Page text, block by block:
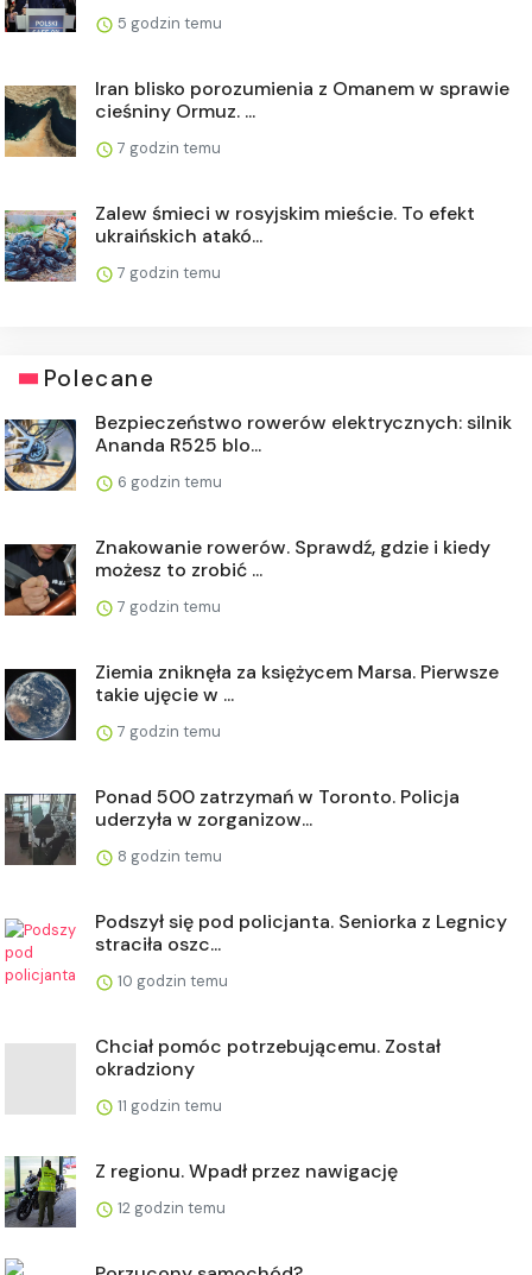
5 godzin temu
Iran blisko porozumienia z Omanem w sprawie
cieśniny Ormuz. ...
7 godzin temu
Zalew śmieci w rosyjskim mieście. To efekt
ukraińskich atakó...
7 godzin temu
Polecane
Bezpieczeństwo rowerów elektrycznych: silnik
Ananda R525 blo...
6 godzin temu
Znakowanie rowerów. Sprawdź, gdzie i kiedy
możesz to zrobić ...
7 godzin temu
Ziemia zniknęła za księżycem Marsa. Pierwsze
takie ujęcie w ...
7 godzin temu
Ponad 500 zatrzymań w Toronto. Policja
uderzyła w zorganizow...
8 godzin temu
Podszył się pod policjanta. Seniorka z Legnicy
straciła oszc...
10 godzin temu
Chciał pomóc potrzebującemu. Został
okradziony
11 godzin temu
Z regionu. Wpadł przez nawigację
12 godzin temu